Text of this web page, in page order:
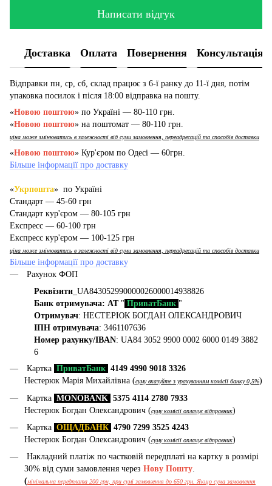
Написати відгук
Доставка Оплата Повернення Консультація
Відправки пн, ср, сб, склад працює з 6-ї ранку до 11-ї дня, потім
упаковка посилок і після 18:00 відправка на пошту.
«Новою поштою» по Україні — 80-110 грн.
«Новою поштою» на поштомат — 80-110 грн.
ціна може змінюватись в залежності від суми замовлення, переадресацій та способів доставки
«Новою поштою» Кур'єром по Одесі — 60грн.
Більше інформації про доставку
«Укрпошта» по Україні
Стандарт — 45-60 грн
Стандарт кур'єром — 80-105 грн
Експресс — 60-100 грн
Експресс кур'єром — 100-125 грн
ціна може змінюватись в залежності від суми замовлення, переадресацій та способів доставки
Більше інформації про доставку
Рахунок ФОП
Реквізити _UA843052990000026000014938826
Банк отримувача: АТ" ПриватБанк "
Отримувач: НЕСТЕРЮК БОГДАН ОЛЕКСАНДРОВИЧ
ІПН отримувача: 3461107636
Номер рахунку/IBAN: UA84 3052 9900 0002 6000 0149 3882
6
Картка ПриватБанк 4149 4990 9018 3326
Нестерюк Марія Михайлівна (суму вказуйте з урахуванням комісії банку 0,5%)
Картка MONOBANK 5375 4114 2780 7933
Нестерюк Богдан Олександрович (суму комісії оплачує відправник)
Картка ОЩАДБАНК 4790 7299 3525 4243
Нестерюк Богдан Олександрович (суму комісії оплачує відправник)
Накладний платіж по частковій передплаті на картку в розмірі
30% від суми замовлення через Нову Пошту.
(мінімальна передплата 200 грн, при сумі замовлення до 650 грн. Якщо сума замовлення